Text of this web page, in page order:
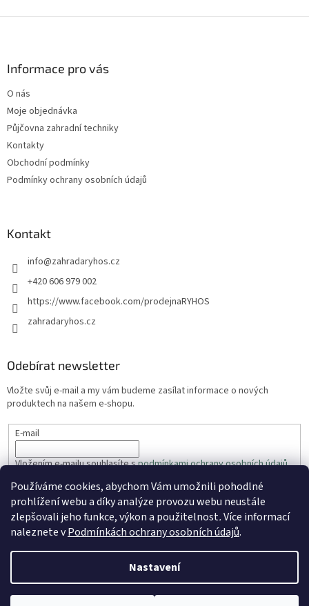
Používáme cookies, abychom Vám umožnili pohodlné
prohlížení webu a díky analýze provozu webu neustále
zlepšovali jeho funkce, výkon a použitelnost.Více informací
naleznete vPodmínkách ochrany osobních údajů.
Nastavení
Informace pro vás
O nás
Moje objednávka
Půjčovna zahradní techniky
Kontakty
Obchodní podmínky
Podmínky ochrany osobních údajů
Kontakt
info@zahradaryhos.cz
+420 606 979 002
https://www.facebook.com/prodejnaRYHOS
zahradaryhos.cz
Odebírat newsletter
Vložte svůj e-mail a my vám budeme zasílat informace o nových
produktech na našem e-shopu.
E-mail
Vložením e-mailu souhlasíte spodmínkami ochrany osobních údajů
PŘIHLÁSIT SE
Copyright 2026ZahradaRyhos.cz. Všechna práva vyhrazena.